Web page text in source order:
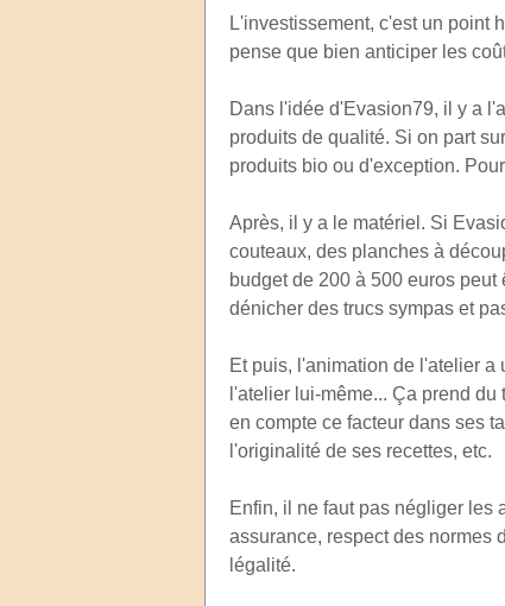
L'investissement, c'est un point
pense que bien anticiper les
Dans l'idée d'Evasion79, il y a
produits de qualité. Si on part
produits bio ou d'exception.
Après, il y a le matériel. Si
couteaux, des planches à
budget de 200 à 500 euros
dénicher des trucs sympas et
Et puis, l'animation de l'atelier a
l'atelier lui-même... Ça prend
en compte ce facteur dans ses
l'originalité de ses recettes, etc.
Enfin, il ne faut pas négliger les
assurance, respect des normes
légalité.